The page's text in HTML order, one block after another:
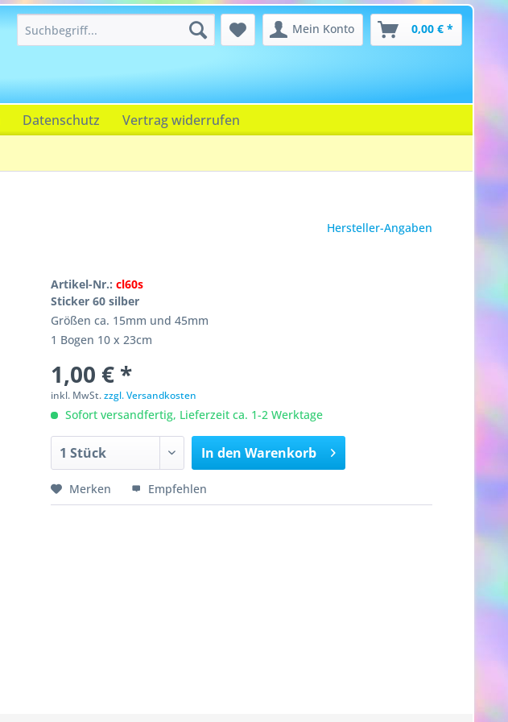
Mein Konto 0,00 € *
Datenschutz Vertrag widerrufen
Hersteller-Angaben
Artikel-Nr.: cl60s
Sticker 60 silber
Größen ca. 15mm und 45mm
1 Bogen 10 x 23cm
1,00 € *
inkl. MwSt.zzgl. Versandkosten
Sofort versandfertig, Lieferzeit ca. 1-2 Werktage
In den Warenkorb
Merken Empfehlen